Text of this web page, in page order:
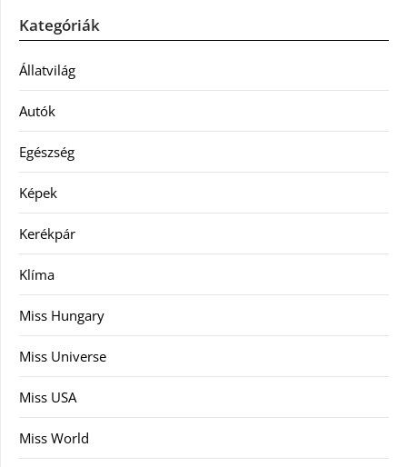
Kategóriák
Állatvilág
Autók
Egészség
Képek
Kerékpár
Klíma
Miss Hungary
Miss Universe
Miss USA
Miss World